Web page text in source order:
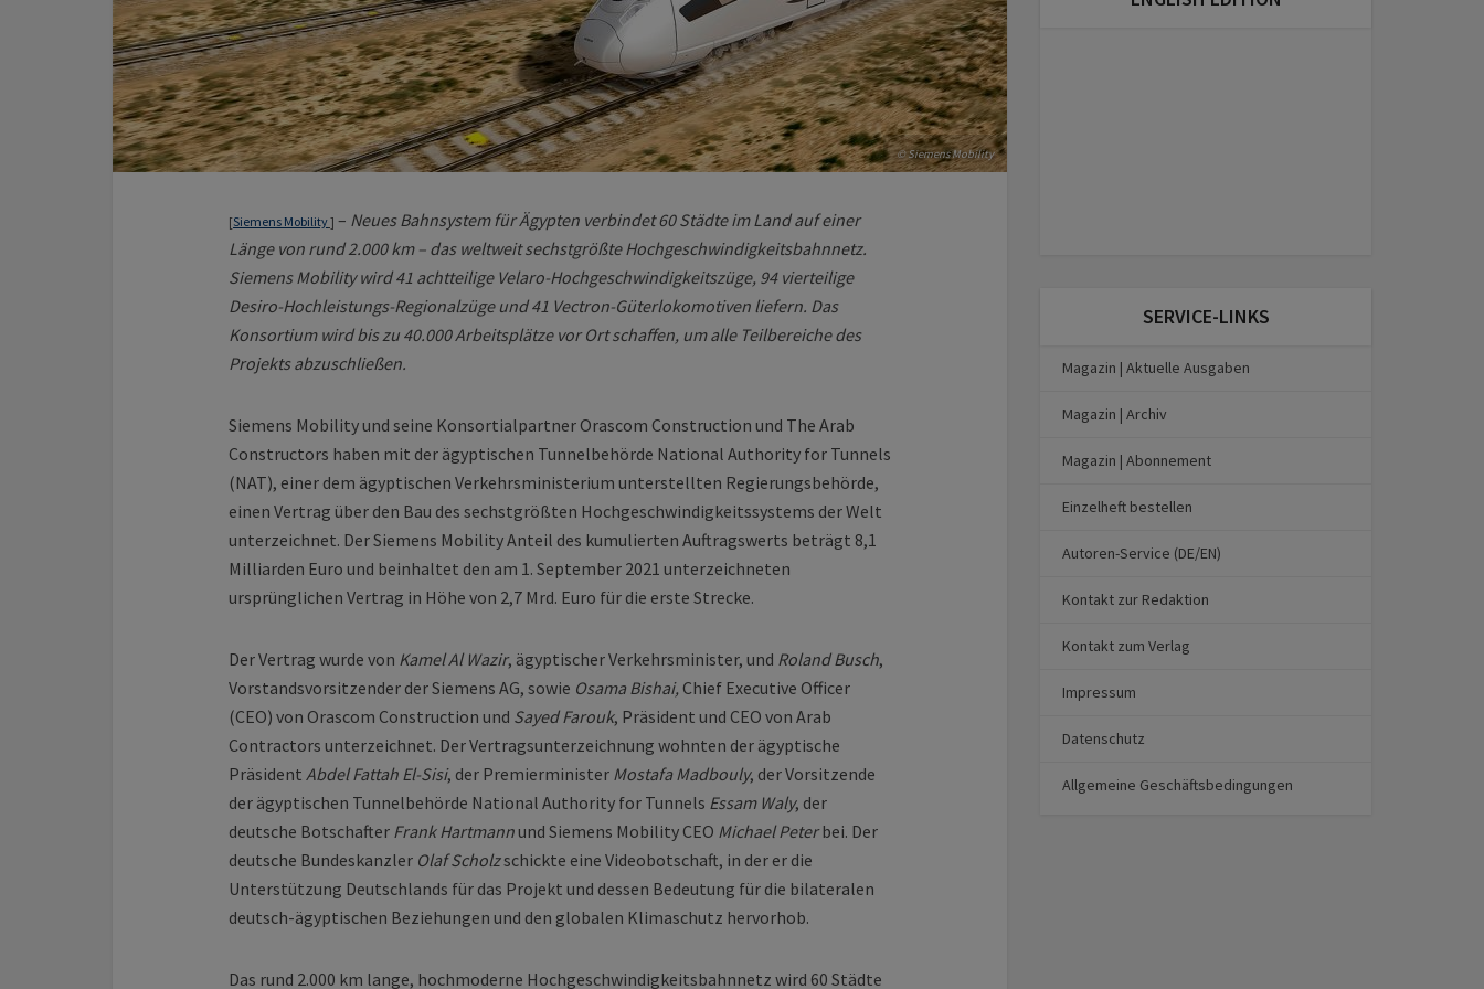
© Siemens Mobility
[Siemens Mobility] – Neues Bahnsystem für Ägypten verbindet 60 Städte im Land auf einer
Länge von rund 2.000 km – das weltweit sechstgrößte Hochgeschwindigkeitsbahnnetz.
Siemens Mobility wird 41 achtteilige Velaro-Hochgeschwindigkeitszüge, 94 vierteilige
Desiro-Hochleistungs-Regionalzüge und 41 Vectron-Güterlokomotiven liefern. Das
Konsortium wird bis zu 40.000 Arbeitsplätze vor Ort schaffen, um alle Teilbereiche des
Projekts abzuschließen.
Siemens Mobility und seine Konsortialpartner Orascom Construction und The Arab
Constructors haben mit der ägyptischen Tunnelbehörde National Authority for Tunnels
(NAT), einer dem ägyptischen Verkehrsministerium unterstellten Regierungsbehörde,
einen Vertrag über den Bau des sechstgrößten Hochgeschwindigkeitssystems der Welt
unterzeichnet. Der Siemens Mobility Anteil des kumulierten Auftragswerts beträgt 8,1
Milliarden Euro und beinhaltet den am 1. September 2021 unterzeichneten
ursprünglichen Vertrag in Höhe von 2,7 Mrd. Euro für die erste Strecke.
Der Vertrag wurde von Kamel Al Wazir, ägyptischer Verkehrsminister, und Roland Busch,
Vorstandsvorsitzender der Siemens AG, sowie Osama Bishai, Chief Executive Officer
(CEO) von Orascom Construction und Sayed Farouk, Präsident und CEO von Arab
Contractors unterzeichnet. Der Vertragsunterzeichnung wohnten der ägyptische
Präsident Abdel Fattah El-Sisi, der Premierminister Mostafa Madbouly, der Vorsitzende
der ägyptischen Tunnelbehörde National Authority for Tunnels Essam Waly, der
deutsche Botschafter Frank Hartmannund Siemens Mobility CEO Michael Peterbei. Der
deutsche Bundeskanzler Olaf Scholzschickte eine Videobotschaft, in der er die
Unterstützung Deutschlands für das Projekt und dessen Bedeutung für die bilateralen
deutsch-ägyptischen Beziehungen und den globalen Klimaschutz hervorhob.
Das rund 2.000 km lange, hochmoderne Hochgeschwindigkeitsbahnnetz wird 60 Städte
SERVICE-LINKS
Magazin | Aktuelle Ausgaben
Magazin | Archiv
Magazin | Abonnement
Einzelheft bestellen
Autoren-Service (DE/EN)
Kontakt zur Redaktion
Kontakt zum Verlag
Impressum
Datenschutz
Allgemeine Geschäftsbedingungen